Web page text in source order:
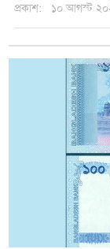
প্রকাশ: ১০ আগস্ট